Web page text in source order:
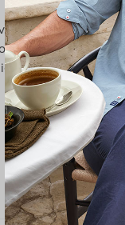
svetlej farbe alebo
stretnutie